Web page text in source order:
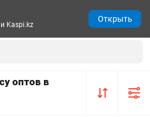
оптов в
Kaspi.kz
Открыть